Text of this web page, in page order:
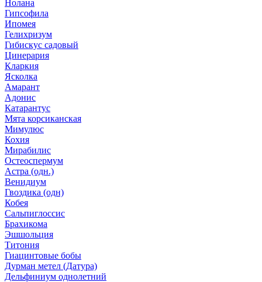
Нолана
Гипсофила
Ипомея
Гелихризум
Гибискус садовый
Цинерария
Кларкия
Ясколка
Амарант
Адонис
Катарантус
Мята корсиканская
Мимулюс
Кохия
Мирабилис
Остеоспермум
Астра (одн.)
Венидиум
Гвоздика (одн)
Кобея
Сальпиглоссис
Брахикома
Эшшольция
Титония
Гиацинтовые бобы
Дурман метел (Датура)
Дельфиниум однолетний